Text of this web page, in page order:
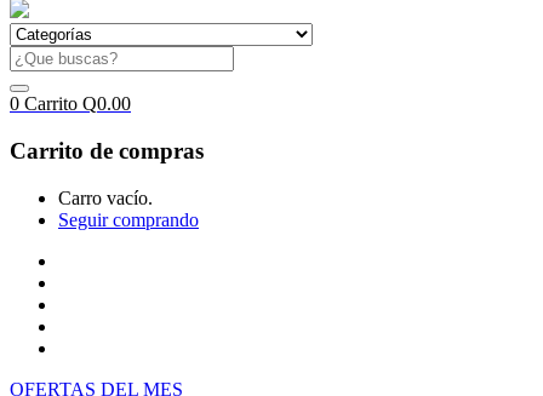
0 Carrito Q0.00
Carrito de compras
Carro vacío.
Seguir comprando
OFERTAS DEL MES